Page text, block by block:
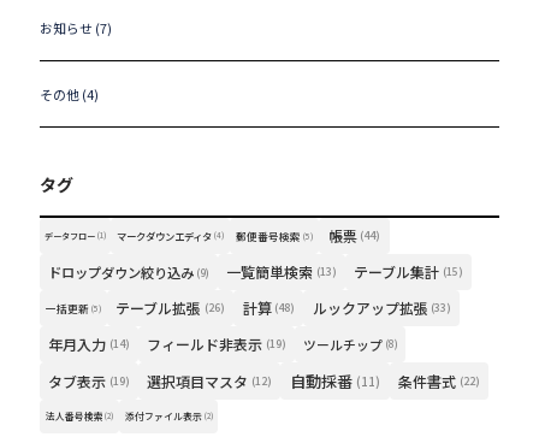
お知らせ (7)
その他 (4)
タグ
データフロー (1) マークダウンエディタ (4) 郵便番号検索 (5) 帳票 (44)
ドロップダウン絞り込み (9) 一覧簡単検索 (13) テーブル集計 (15)
一括更新 (5) テーブル拡張 (26) 計算 (48) ルックアップ拡張 (33)
年月入力 (14) フィールド非表示 (19) ツールチップ (8)
タブ表示 (19) 選択項目マスタ (12) 自動採番 (11) 条件書式 (22)
法人番号検索 (2) 添付ファイル表示 (2)